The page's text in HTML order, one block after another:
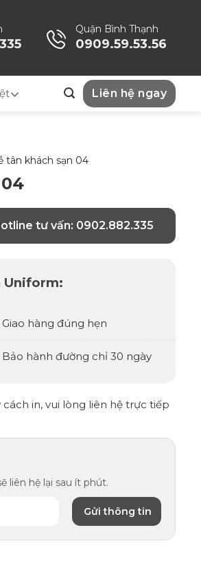
Quận Bình Thạnh
0909.59.53.56
Liên hệ ngay
tân khách sạn 04
tư vấn: 0902.882.335
Uniform:
Giao hàng đúng hẹn
Bảo hành đường chỉ 30 ngày
in, vui lòng liên hệ trực tiếp
liên hệ lại sau ít phút.